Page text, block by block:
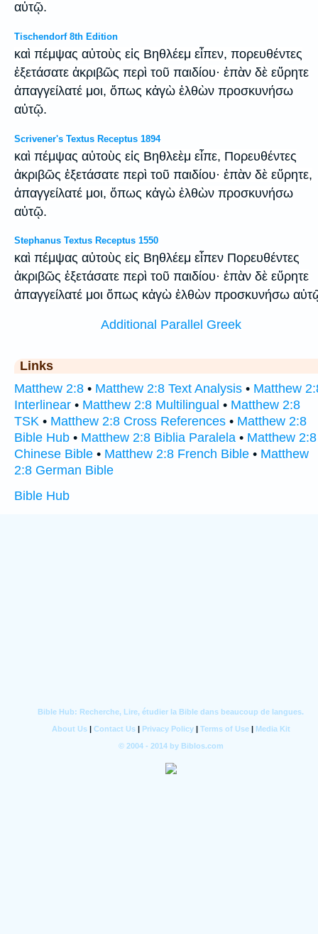
αὐτῷ.
Tischendorf 8th Edition
καὶ πέμψας αὐτοὺς εἰς Βηθλέεμ εἶπεν, πορευθέντες
ἐξετάσατε ἀκριβῶς περὶ τοῦ παιδίου· ἐπὰν δὲ εὕρητε
ἀπαγγείλατέ μοι, ὅπως κἀγὼ ἐλθὼν προσκυνήσω
αὐτῷ.
Scrivener's Textus Receptus 1894
καὶ πέμψας αὐτοὺς εἰς Βηθλεὲμ εἶπε, Πορευθέντες
ἀκριβῶς ἐξετάσατε περὶ τοῦ παιδίου· ἐπὰν δὲ εὕρητε,
ἀπαγγείλατέ μοι, ὅπως κἀγὼ ἐλθὼν προσκυνήσω
αὐτῷ.
Stephanus Textus Receptus 1550
καὶ πέμψας αὐτοὺς εἰς Βηθλέεμ εἶπεν Πορευθέντες
ἀκριβῶς ἐξετάσατε περὶ τοῦ παιδίου· ἐπὰν δὲ εὕρητε
ἀπαγγείλατέ μοι ὅπως κἀγὼ ἐλθὼν προσκυνήσω
Additional Parallel Greek
Links
Matthew 2:8 • Matthew 2:8 Text Analysis • Matthew
Interlinear • Matthew 2:8 Multilingual • Matthew 2:8
TSK • Matthew 2:8 Cross References • Matthew 2:8
Bible Hub • Matthew 2:8 Biblia Paralela • Matthew 2:8
Chinese Bible • Matthew 2:8 French Bible • Matthew
2:8 German Bible
Bible Hub